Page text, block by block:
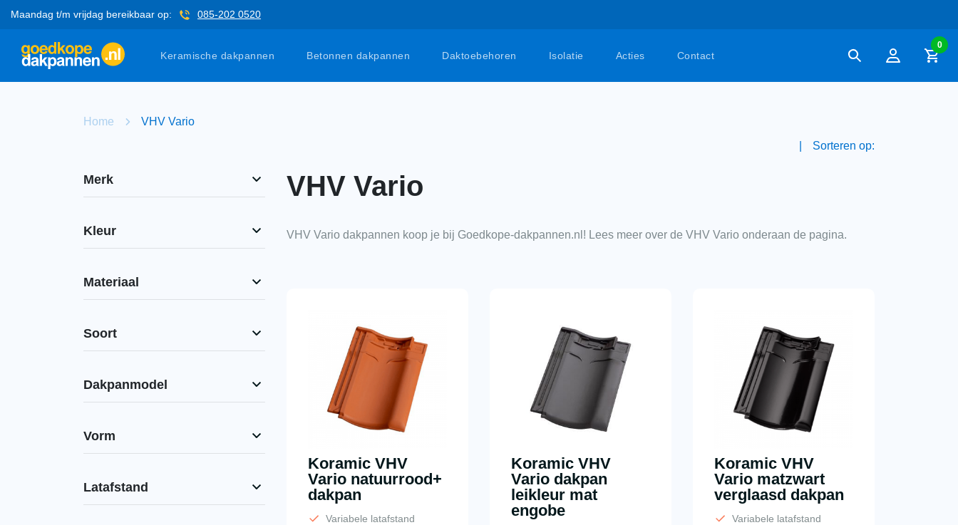
Maandag t/m vrijdag bereikbaar op: 085-202 0520
Keramische dakpannen Betonnen dakpannen Daktoebehoren Isolatie Acties Contact
0
Home VHV Vario
Merk
Kleur
Materiaal
Soort
Dakpanmodel
Vorm
Latafstand
Sorteren op:
VHV Vario
VHV Vario dakpannen koop je bij Goedkope-dakpannen.nl! Lees meer over de VHV Vario onderaan de pagina.
Koramic VHV
Vario natuurrood+
dakpan
Variabele latafstand
Koramic VHV
Vario dakpan
leikleur mat
engobe
Koramic VHV
Vario matzwart
verglaasd dakpan
Variabele latafstand